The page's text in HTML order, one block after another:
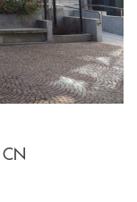
CN